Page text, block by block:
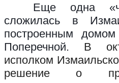
Еще одна
сложилась в
построенным
Поперечной. В
исполком
решение о